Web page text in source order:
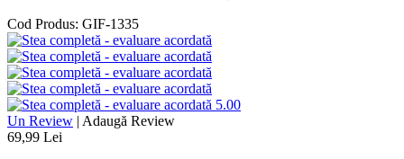
Cod Produs: GIF-1335
5.00
Un Review | Adaugă Review
69,99 Lei